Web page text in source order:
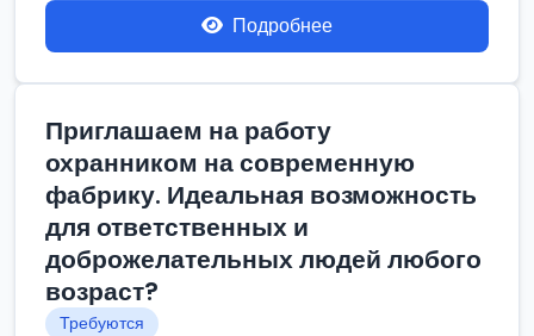
Подробнее
Приглашаем на работу
охранником на современную
фабрику. Идеальная возможность
для ответственных и
доброжелательных людей любого
возраст?
Требуются